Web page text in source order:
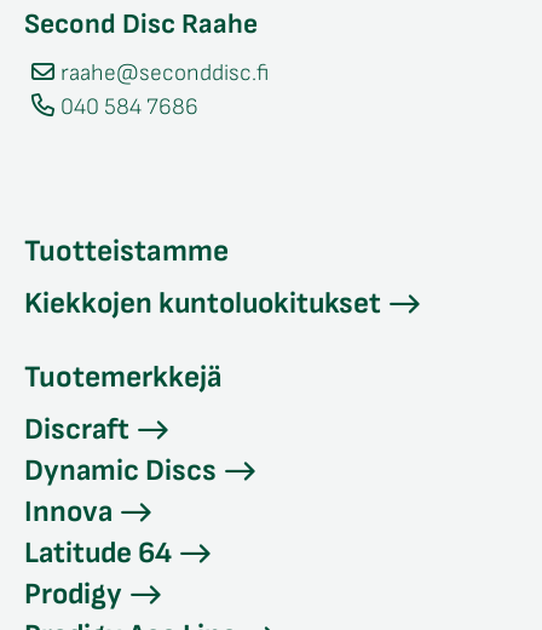
Second Disc Raahe
raahe@seconddisc.fi
040 584 7686
Tuotteistamme
Kiekkojen kuntoluokitukset
Tuotemerkkejä
Discraft
Dynamic Discs
Innova
Latitude 64
Prodigy